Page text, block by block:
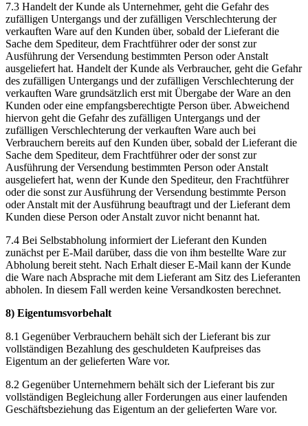
7.3 Handelt der Kunde als Unternehmer, geht die Gefahr des
zufälligen Untergangs und der zufälligen Verschlechterung der
verkauften Ware auf den Kunden über, sobald der Lieferant die
Sache dem Spediteur, dem Frachtführer oder der sonst zur
Ausführung der Versendung bestimmten Person oder Anstalt
ausgeliefert hat. Handelt der Kunde als Verbraucher, geht die Gefahr
des zufälligen Untergangs und der zufälligen Verschlechterung der
verkauften Ware grundsätzlich erst mit Übergabe der Ware an den
Kunden oder eine empfangsberechtigte Person über. Abweichend
hiervon geht die Gefahr des zufälligen Untergangs und der
zufälligen Verschlechterung der verkauften Ware auch bei
Verbrauchern bereits auf den Kunden über, sobald der Lieferant die
Sache dem Spediteur, dem Frachtführer oder der sonst zur
Ausführung der Versendung bestimmten Person oder Anstalt
ausgeliefert hat, wenn der Kunde den Spediteur, den Frachtführer
oder die sonst zur Ausführung der Versendung bestimmte Person
oder Anstalt mit der Ausführung beauftragt und der Lieferant dem
Kunden diese Person oder Anstalt zuvor nicht benannt hat.
7.4 Bei Selbstabholung informiert der Lieferant den Kunden
zunächst per E-Mail darüber, dass die von ihm bestellte Ware zur
Abholung bereit steht. Nach Erhalt dieser E-Mail kann der Kunde
die Ware nach Absprache mit dem Lieferant am Sitz des Lieferanten
abholen. In diesem Fall werden keine Versandkosten berechnet.
8) Eigentumsvorbehalt
8.1 Gegenüber Verbrauchern behält sich der Lieferant bis zur
vollständigen Bezahlung des geschuldeten Kaufpreises das
Eigentum an der gelieferten Ware vor.
8.2 Gegenüber Unternehmern behält sich der Lieferant bis zur
vollständigen Begleichung aller Forderungen aus einer laufenden
Geschäftsbeziehung das Eigentum an der gelieferten Ware vor.